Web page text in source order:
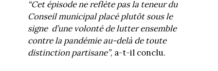
“Cet épisode ne reflète pas la teneur du
Conseil municipal placé plutôt sous le
signe d’une volonté de lutter ensemble
contre la pandémie au-delà de toute
distinction partisane”, a-t-il conclu.